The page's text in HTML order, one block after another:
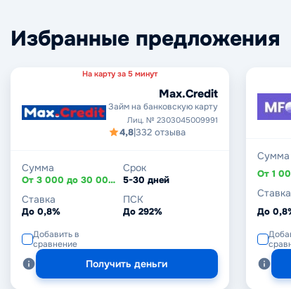
Избранные предложения
На карту за 5 минут
Max.Credit
Займ на банковскую карту
Лиц. № 2303045009991
4,8|332 отзыва
Сумма
От 3 000 до 30 000 ₽
Срок
5-30 дней
Ставка
До 0,8%
ПСК
До 292%
Добавить в
сравнение
Получить деньги
Сумма
Ставка
До